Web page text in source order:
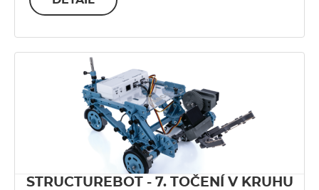
STRUCTUREBOT - 7. TOČENÍ V KRUHU